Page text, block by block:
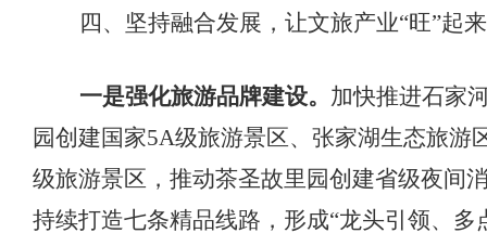
四、坚持融合发展，让文旅产业“旺”起来
一是强化旅游品牌建设。 加快推进石家
园创建国家5A级旅游景区、张家湖生态旅游
级旅游景区，推动茶圣故里园创建省级夜间
持续打造七条精品线路，形成“龙头引领、多